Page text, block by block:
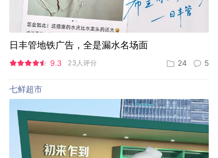
日丰管地铁广告，全是漏水名场面
9.3 23人评分 24 5
七鲜超市